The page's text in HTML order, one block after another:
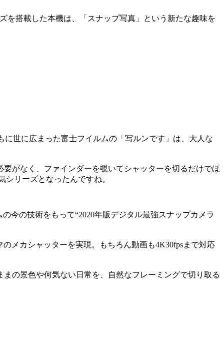
を搭載した本機は、「スナップ写真」という新たな趣味を
世に広まった富士フイルムの「写ルンです」は、大人な
がなく、ファインダーを覗いてシャッターを切るだけでほ
リーズとなったんですね。
今の技術をもって“2020年版デジタル最強スナップカメラ
メカシャッターを実現。もちろん動画も4K30fpsまで対応
の景色や何気ない日常を、自然なフレーミングで切り取る